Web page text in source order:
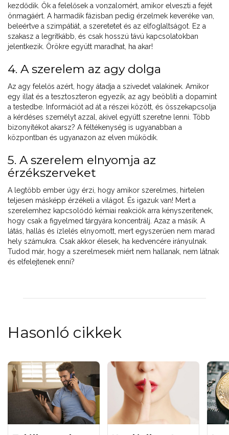
kezdődik. Ők a felelősek a vonzalomért, amikor elveszti a fejét
önmagáért. A harmadik fázisban pedig érzelmek keveréke van,
beleértve a szimpátiát, a szeretetet és az elfoglaltságot. Ez a
szakasz a legritkább, és csak hosszú távú kapcsolatokban
jelentkezik. Örökre együtt maradhat, ha akar!
4. A szerelem az agy dolga
Az agy felelős azért, hogy átadja a szívedet valakinek. Amikor
egy illat és a tesztoszteron egyezik, az agy beöblíti a dopamint
a testedbe. Információt ad át a részei között, és összekapcsolja
a kérdéses személyt azzal, akivel együtt szeretne lenni. Több
bizonyítékot akarsz? A féltékenység is ugyanabban a
központban és ugyanazon az elven működik.
5. A szerelem elnyomja az
érzékszerveket
A legtöbb ember úgy érzi, hogy amikor szerelmes, hirtelen
teljesen másképp érzékeli a világot. És igazuk van! Mert a
szerelemhez kapcsolódó kémiai reakciók arra kényszerítenek,
hogy csak a figyelmed tárgyára koncentrálj. Azaz a másik. A
látás, hallás és ízlelés elnyomott, mert egyszerűen nem marad
hely számukra. Csak akkor élesek, ha kedvencére irányulnak.
Tudod már, hogy a szerelmesek miért nem hallanak, nem látnak
és elfelejtenek enni?
Hasonló cikkek